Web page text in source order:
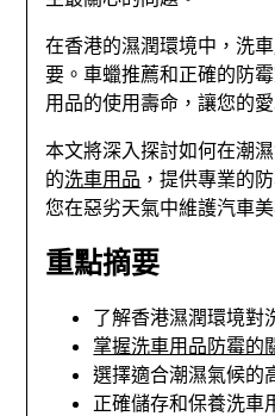
在香港的濕潤環境中，洗
要。車蠟推薦和正確的防
用品的使用壽命，讓您的
本文將深入探討如何在潮
的洗車用品 ，提供專業的
您在惡劣天氣中維護汽車
重點摘要
了解香港濕潤環境對
掌握洗車用品防霉的
選擇適合潮濕氣候的
正確儲存和保養洗車